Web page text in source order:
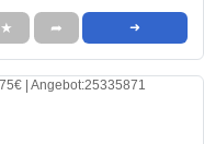
★ ➦ ➜